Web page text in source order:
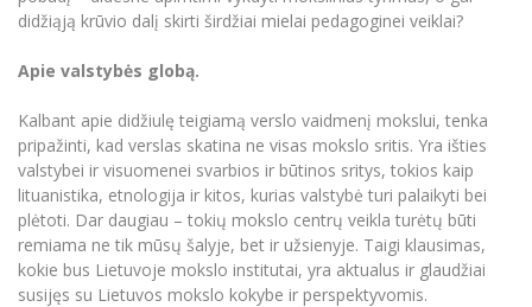
didžiąją krūvio dalį skirti širdžiai mielai pedagoginei veiklai?
Apie valstybės globą.
Kalbant apie didžiulę teigiamą verslo vaidmenį mokslui, tenka
pripažinti, kad verslas skatina ne visas mokslo sritis. Yra išties
valstybei ir visuomenei svarbios ir būtinos sritys, tokios kaip
lituanistika, etnologija ir kitos, kurias valstybė turi palaikyti bei
plėtoti. Dar daugiau – tokių mokslo centrų veikla turėtų būti
remiama ne tik mūsų šalyje, bet ir užsienyje. Taigi klausimas,
kokie bus Lietuvoje mokslo institutai, yra aktualus ir glaudžiai
susijęs su Lietuvos mokslo kokybe ir perspektyvomis.